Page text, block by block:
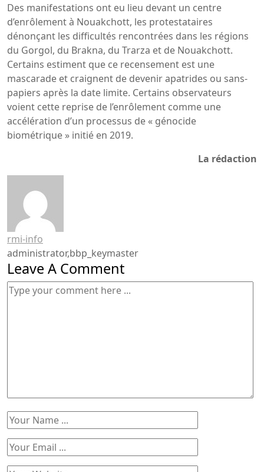
Des manifestations ont eu lieu devant un centre
d’enrôlement à Nouakchott, les protestataires
dénonçant les difficultés rencontrées dans les régions
du Gorgol, du Brakna, du Trarza et de Nouakchott.
Certains estiment que ce recensement est une
mascarade et craignent de devenir apatrides ou sans-
papiers après la date limite. Certains observateurs
voient cette reprise de l’enrôlement comme une
accélération d’un processus de « génocide
biométrique » initié en 2019.
La rédaction
rmi-info
administrator,bbp_keymaster
Leave A Comment